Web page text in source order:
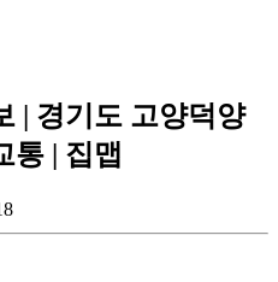
| 경기도 고양덕양
통 | 집맵